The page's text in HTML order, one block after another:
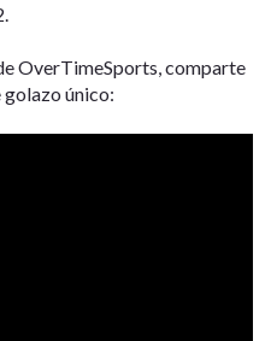
OverTimeSports, comparte
golazo único: